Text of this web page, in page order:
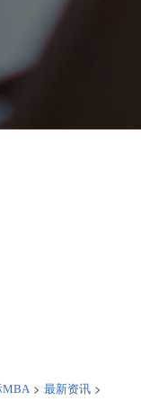
MBA >最新资讯 >